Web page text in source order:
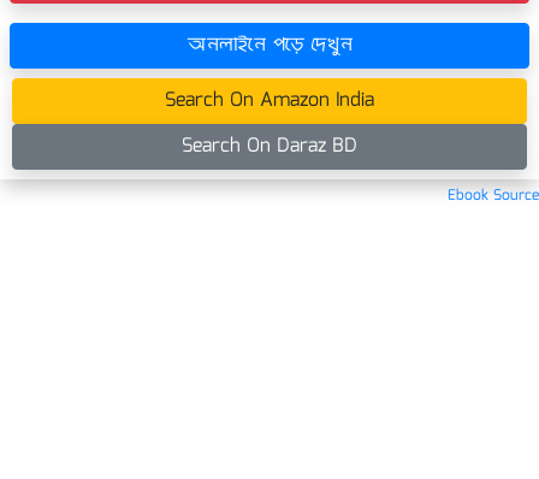
অনলাইনে পড়ে দেখুন
Search On Amazon India
Search On Daraz BD
Ebook Source